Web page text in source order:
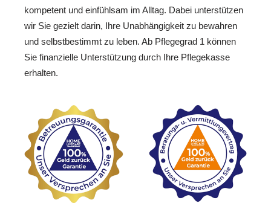
kompetent und einfühlsam im Alltag. Dabei unterstützen
wir Sie gezielt darin, Ihre Unabhängigkeit zu bewahren
und selbstbestimmt zu leben. Ab Pflegegrad 1 können
Sie finanzielle Unterstützung durch Ihre Pflegekasse
erhalten.